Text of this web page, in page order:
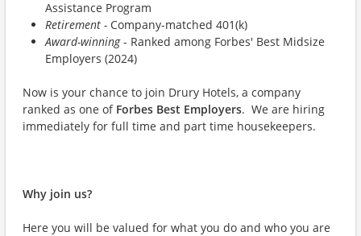
Assistance Program
Retirement - Company-matched 401(k)
Award-winning- Ranked among Forbes' Best Midsize
Employers (2024)
Now is your chance to join Drury Hotels, a company
ranked as one of Forbes Best Employers. We are hiring
immediately for full time and part time housekeepers.
Why join us?
Here you will be valued for what you do and who you are